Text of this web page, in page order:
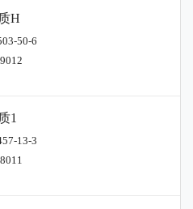
H
50-6
1
13-3